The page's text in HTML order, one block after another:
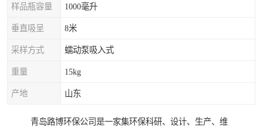
样品瓶容量 1000毫升
垂直吸呈 8米
采样方式 蠕动泵吸入式
重量 15kg
产地 山东
青岛路博环保公司是一家集环保科研、设计、生产、维